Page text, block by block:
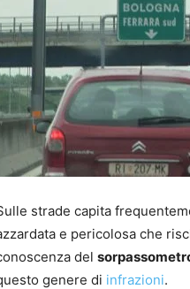
strade capita
e pericolosa che
del
genere di infrazioni.